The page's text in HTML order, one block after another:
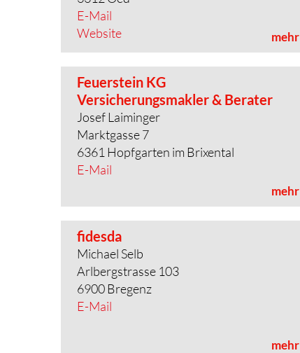
E-Mail
Website
mehr
Feuerstein KG
Versicherungsmakler & Berater
Josef Laiminger
Marktgasse 7
6361 Hopfgarten im Brixental
E-Mail
mehr
fidesda
Michael Selb
Arlbergstrasse 103
6900 Bregenz
E-Mail
mehr